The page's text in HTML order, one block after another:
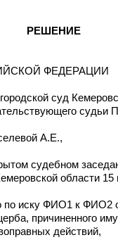
РЕШЕНИЕ
ФЕДЕРАЦИИ
суд
судьи
А.Е.,
судебном
области 15
по иску ФИО1 к ФИО2
причиненного
действий,